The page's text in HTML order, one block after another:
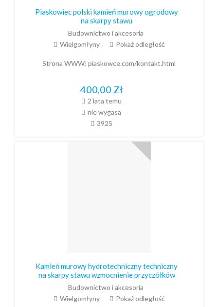
Piaskowiec polski kamień murowy ogrodowy
na skarpy stawu
Budownictwo i akcesoria
Wielgomłyny
Pokaż odległość
Strona WWW: piaskowce.com/kontakt.html
400,00 Zł
2 lata temu
nie wygasa
3925
Kamień murowy hydrotechniczny techniczny
na skarpy stawu wzmocnienie przyczółków
Budownictwo i akcesoria
Wielgomłyny
Pokaż odległość